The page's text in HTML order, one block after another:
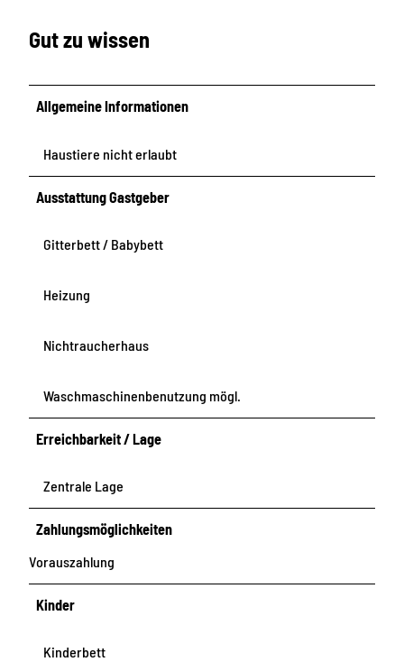
Gut zu wissen
Allgemeine Informationen
Haustiere nicht erlaubt
Ausstattung Gastgeber
Gitterbett / Babybett
Heizung
Nichtraucherhaus
Waschmaschinenbenutzung mögl.
Erreichbarkeit / Lage
Zentrale Lage
Zahlungsmöglichkeiten
Vorauszahlung
Kinder
Kinderbett